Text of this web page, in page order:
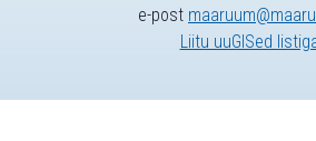
e-post
Liitu uuGISed